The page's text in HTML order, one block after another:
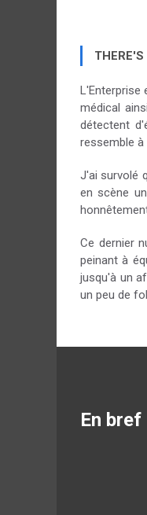
L'Enterprise
médical
détectent
ressemble
J'ai survolé
en scène
Ce dernier
peinant à
jusqu'à un
un peu de
En bref